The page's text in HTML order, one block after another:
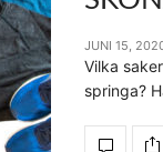
JUNI 15,
Vilka
springa?